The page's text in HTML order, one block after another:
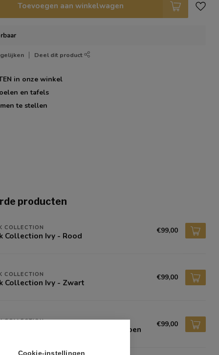
Cookie-instellingen
Toevoegen aan winkelwagen
Deel dit product
in onze winkel
en tafels
te stellen
producten
COLLECTION
Collection Ivy - Rood €99,00
COLLECTION
Collection Ivy - Zwart €99,00
COLLECTION
Collection Eetkamerstoel Ivy - Groen €99,00